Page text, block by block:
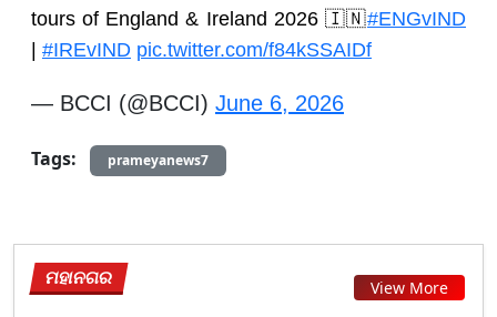
tours of England & Ireland 2026 🇮🇳#ENGvIND
| #IREvIND pic.twitter.com/f84kSSAIDf
— BCCI (@BCCI) June 6, 2026
Tags: prameyanews7
ମହାନଗର View More